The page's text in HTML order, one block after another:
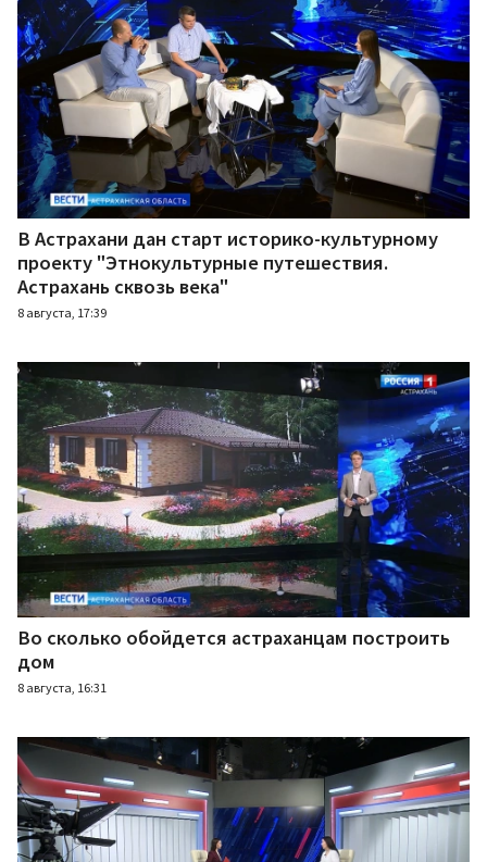
В Астрахани дан старт историко-культурному
проекту "Этнокультурные путешествия.
Астрахань сквозь века"
8 августа, 17:39
Во сколько обойдется астраханцам построить
дом
8 августа, 16:31